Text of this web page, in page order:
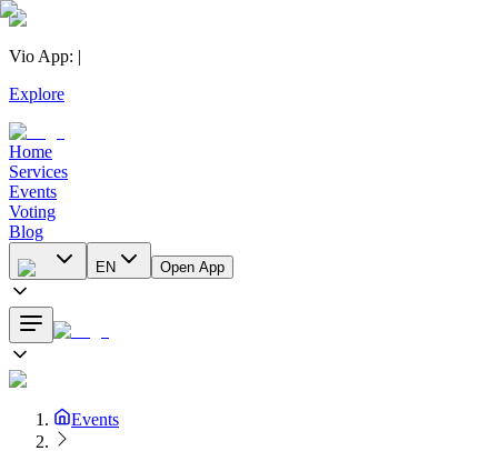
Vio App: |
Explore
Home
Services
Events
Voting
Blog
EN Open App
Events